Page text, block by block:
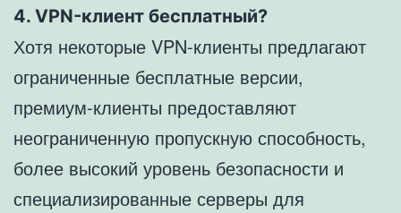
4. VPN-клиент бесплатный?
Хотя некоторые VPN-клиенты предлагают
ограниченные бесплатные версии,
премиум-клиенты предоставляют
неограниченную пропускную способность,
более высокий уровень безопасности и
специализированные серверы для